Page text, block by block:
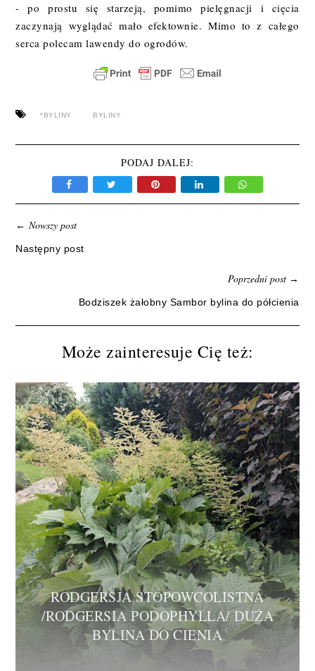
- po prostu się starzeją, pomimo pielęgnacji i cięcia
zaczynają wyglądać mało efektownie. Mimo to z całego
serca polecam lawendy do ogrodów.
*BYLINY BYLINY
PODAJ DALEJ:
←Nowszy post
Następny post
Poprzedni post→
Bodziszek żałobny Sambor bylina do półcienia
Może zainteresuje Cię też:
RODGERSJA STOPOWCOLISTNA
/RODGERSIA PODOPHYLLA/ DUŻA
BYLINA DO CIENIA